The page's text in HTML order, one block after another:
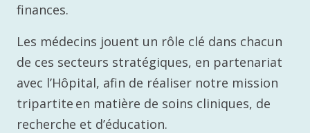
finances.
Les médecins jouent un rôle clé dans chacun
de ces secteurs stratégiques, en partenariat
avec l’Hôpital, afin de réaliser notre mission
tripartite en matière de soins cliniques, de
recherche et d’éducation.